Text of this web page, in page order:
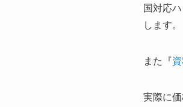
国対応
します。
また『資
実際に